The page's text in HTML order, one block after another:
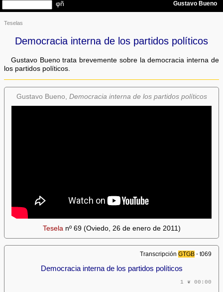
Teselas
Democracia interna de los partidos políticos
Gustavo Bueno trata brevemente sobre la democracia interna de
los partidos políticos.
Gustavo Bueno, Democracia interna de los partidos políticos
Tesela nº 69 (Oviedo, 26 de enero de 2011)
TranscripciónGTGB ⋅ t069
Democracia interna de los partidos políticos
1 ❦ 00:00